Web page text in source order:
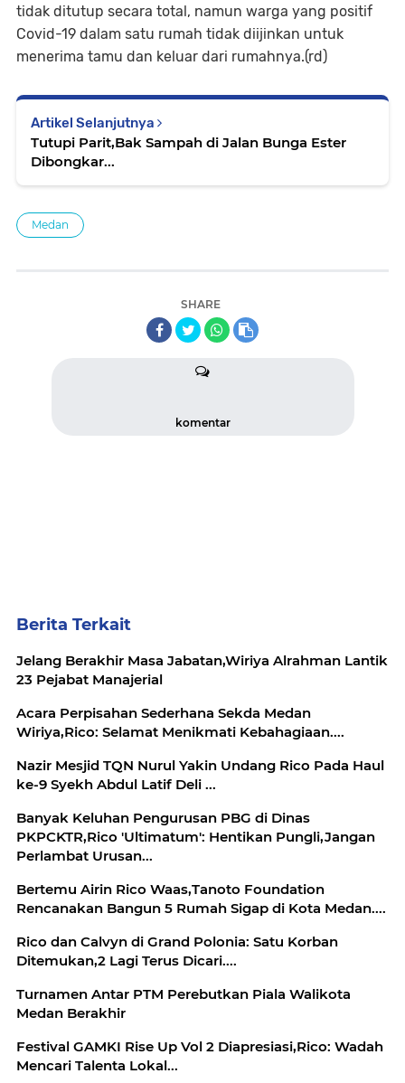
tidak ditutup secara total, namun warga yang positif
Covid-19 dalam satu rumah tidak diijinkan untuk
menerima tamu dan keluar dari rumahnya.(rd)
Artikel Selanjutnya
Tutupi Parit,Bak Sampah di Jalan Bunga Ester
Dibongkar...
Medan
SHARE
komentar
Berita Terkait
Jelang Berakhir Masa Jabatan,Wiriya Alrahman Lantik
23 Pejabat Manajerial
Acara Perpisahan Sederhana Sekda Medan
Wiriya,Rico: Selamat Menikmati Kebahagiaan....
Nazir Mesjid TQN Nurul Yakin Undang Rico Pada Haul
ke-9 Syekh Abdul Latif Deli ...
Banyak Keluhan Pengurusan PBG di Dinas
PKPCKTR,Rico 'Ultimatum': Hentikan Pungli,Jangan
Perlambat Urusan...
Bertemu Airin Rico Waas,Tanoto Foundation
Rencanakan Bangun 5 Rumah Sigap di Kota Medan....
Rico dan Calvyn di Grand Polonia: Satu Korban
Ditemukan,2 Lagi Terus Dicari....
Turnamen Antar PTM Perebutkan Piala Walikota
Medan Berakhir
Festival GAMKI Rise Up Vol 2 Diapresiasi,Rico: Wadah
Mencari Talenta Lokal...